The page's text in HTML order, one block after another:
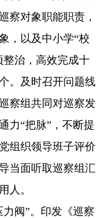
察对象职能职责，
，以及中小学“校
整治，高效完成十
。及时召开问题线
察组共同对巡察发
力“把脉”，不断提
组织领导班子评价
当面听取巡察组汇
人。
阀”。印发《巡察